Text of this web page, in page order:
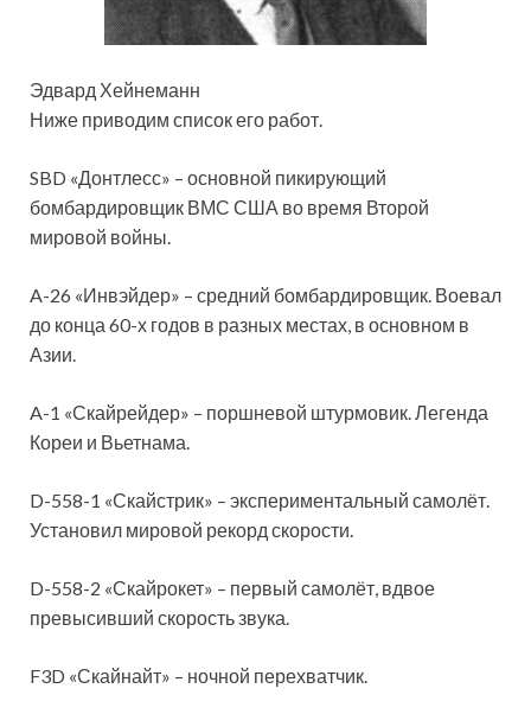
Эдвард Хейнеманн
Ниже приводим список его работ.
SBD «Донтлесс» – основной пикирующий
бомбардировщик ВМС США во время Второй
мировой войны.
A-26 «Инвэйдер» – средний бомбардировщик. Воевал
до конца 60-х годов в разных местах, в основном в
Азии.
A-1 «Скайрейдер» – поршневой штурмовик. Легенда
Кореи и Вьетнама.
D-558-1 «Скайстрик» – экспериментальный самолёт.
Установил мировой рекорд скорости.
D-558-2 «Скайрокет» – первый самолёт, вдвое
превысивший скорость звука.
F3D «Скайнайт» – ночной перехватчик.